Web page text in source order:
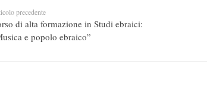
precedente
di alta formazione in Studi ebraici:
e popolo ebraico”